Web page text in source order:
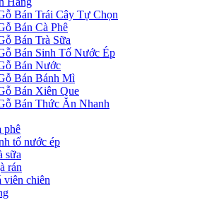
Bán Trái Cây Tự Chọn
Bán Cà Phê
Bán Trà Sữa
Bán Sinh Tố Nước Ép
Bán Nước
Bán Bánh Mì
Bán Xiên Que
Bán Thức Ăn Nhanh
phê
tố nước ép
sữa
rán
viên chiên